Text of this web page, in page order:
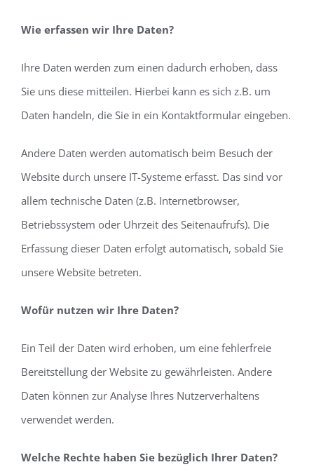
Wie erfassen wir Ihre Daten?
Ihre Daten werden zum einen dadurch erhoben, dass
Sie uns diese mitteilen. Hierbei kann es sich z.B. um
Daten handeln, die Sie in ein Kontaktformular eingeben.
Andere Daten werden automatisch beim Besuch der
Website durch unsere IT-Systeme erfasst. Das sind vor
allem technische Daten (z.B. Internetbrowser,
Betriebssystem oder Uhrzeit des Seitenaufrufs). Die
Erfassung dieser Daten erfolgt automatisch, sobald Sie
unsere Website betreten.
Wofür nutzen wir Ihre Daten?
Ein Teil der Daten wird erhoben, um eine fehlerfreie
Bereitstellung der Website zu gewährleisten. Andere
Daten können zur Analyse Ihres Nutzerverhaltens
verwendet werden.
Welche Rechte haben Sie bezüglich Ihrer Daten?